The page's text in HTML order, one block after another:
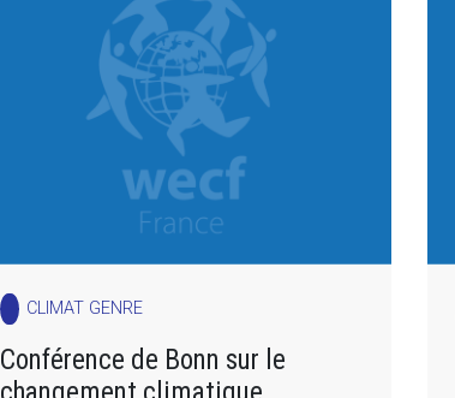
CLIMAT GENRE
Conférence de Bonn sur le